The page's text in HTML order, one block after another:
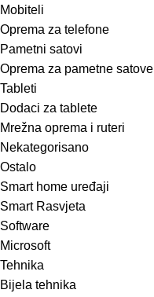
Mobiteli
Oprema za telefone
Pametni satovi
Oprema za pametne satove
Tableti
Dodaci za tablete
Mrežna oprema i ruteri
Nekategorisano
Ostalo
Smart home uređaji
Smart Rasvjeta
Software
Microsoft
Tehnika
Bijela tehnika